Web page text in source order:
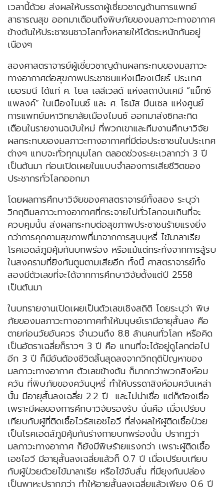
เวลานี้ด้วย ส่งผลให้บรรดาผู้เชี่ยวชาญด้านการแพทย์
สาธารณสุข ออกมาเตือนถึงพิษภัยของมลภาวะทางอากาศ
ข้างต้นให้ประชาชนชาวโลกทั้งหลายให้ได้ตระหนักกันอยู่
เนืองๆ
สองศาสตราจารย์ผู้เชี่ยวชาญด้านผลกระทบของมลภาวะ
ทางอากาศต่อสุขภาพประชาชนแห่งเมืองเบียร์ ประเทศ
เยอรมนี ได้แก่ ศ. โยส เลลีเวลด์ แห่งสถาบันเคมี “แม็กซ์
แพลงค์” ในเมืองไมนซ์ และ ศ. โธมัส มึนเซล แห่งศูนย์
การแพทย์มหาวิทยาลัยเมืองไมนซ์ ออกมาส่งซิกสะกิด
เตือนในรายงานฉบับใหม่ ที่พวกเขาและทีมงานศึกษาวิจัย
ผลกระทบของมลภาวะทางอากาศที่มีต่อประชาชนในประเทศ
ต่างๆ แทบจะทั่วทุกมุมโลก ตลอดช่วงระยะเวลากว่า 3 ปี
เป็นต้นมา ก่อนเปิดเผยในแบบจำลองการเสียชีวิตของ
ประชากรทั่วโลกออกมา
โดยผลการศึกษาวิจัยของศาสตราจารย์ทั้งสอง ระบุว่า
วิกฤติมลภาวะทางอากาศที่กระจายไปทั่วโลกจนเกินที่จะ
ควบคุมนั้น ส่งผลกระทบต่อสุขภาพประชาชนร้ายแรงยิ่ง
กว่าการคุกคามสุขภาพที่มาจากการสูบบุหรี่ ไข้มาลาเรีย
โรคเอดส์ภูมิคุ้มกันบกพร่อง หรือแม้แต่กระทั่งจากการสู้รบ
ในสงครามที่ยิงกันตูมตามเสียอีก ทั้งนี้ ศาสตราจารย์ทั้ง
สองมีตัวเลขที่จะได้จากการศึกษาวิจัยตั้งแต่ปี 2558
เป็นต้นมา
ในบทรายงานเปิดเผยเป็นตัวเลขเชิงสถิติ โดยระบุว่า พิษ
ภัยของมลภาวะทางอากาศทำให้มนุษย์เรามีอายุสั้นลง คือ
ตายก่อนวัยอันควร จำนวนถึง 8.8 ล้านคนทั่วโลก หรือคิด
เป็นอัตราเฉลี่ยก็ราวๆ 3 ปี คือ แทนที่จะได้อยู่ดูโลกต่อไป
อีก 3 ปี ก็มีอันต้องชีวิตสิ้นสุดลงจากวิกฤติปัญหาของ
มลภาวะทางอากาศ ตัวเลขข้างต้น ก็มากกว่าพวกสิงห์อม
ควัน ที่พิษภัยของควันบุหรี่ ทำให้บรรดาสิงห์อมควันเหล่า
นั้น มีอายุสั้นลงเฉลี่ย 2.2 ปี และไม่น่าเชื่อ แต่ก็ต้องเชื่อ
เพราะมีผลของการศึกษาวิจัยรองรับ นั่นคือ เมื่อเปรียบ
เทียบกับผู้ที่ติดเชื้อไวรัสเอชไอวี ที่ส่งผลให้ผู้ติดเชื้อป่วย
เป็นโรคเอดส์ภูมิคุ้มกันร่างกายบกพร่องนั้น ปรากฏว่า
มลภาวะทางอากาศ ก็ยังมีพิษร้ายแรงกว่า เพราะผู้ติดเชื้อ
เอชไอวี มีอายุสั้นลงเฉลี่ยแล้วก็ 0.7 ปี เมื่อเปรียบเทียบ
กับผู้ป่วยด้วยไข้มาลาเรีย หรือไข้จับสั่น ที่มียุงก้นปล่อง
เป็นพาหะปรากฏว่า ทำให้อายุสั้นลงเฉลี่ยแล้วเพียง 0.6 ปี